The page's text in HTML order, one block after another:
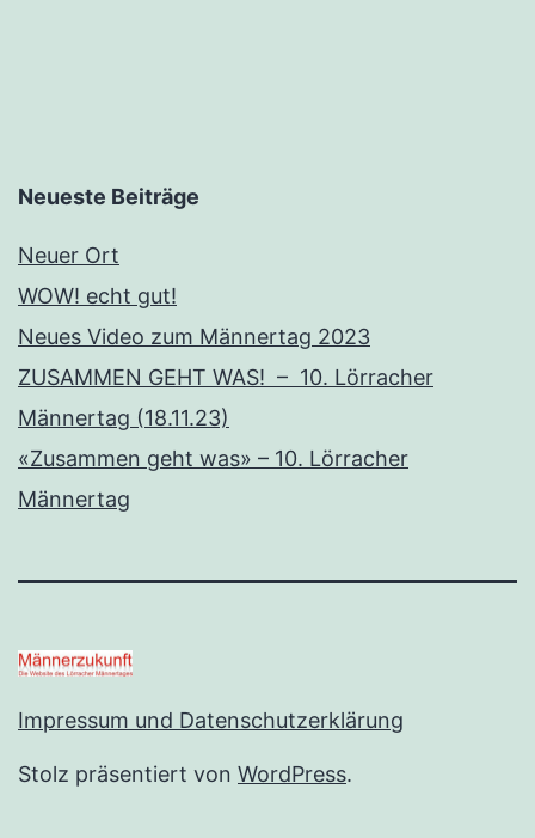
Neueste Beiträge
Neuer Ort
WOW! echt gut!
Neues Video zum Männertag 2023
ZUSAMMEN GEHT WAS! – 10. Lörracher
Männertag (18.11.23)
«Zusammen geht was» – 10. Lörracher
Männertag
Impressum und Datenschutzerklärung
Stolz präsentiert von WordPress.